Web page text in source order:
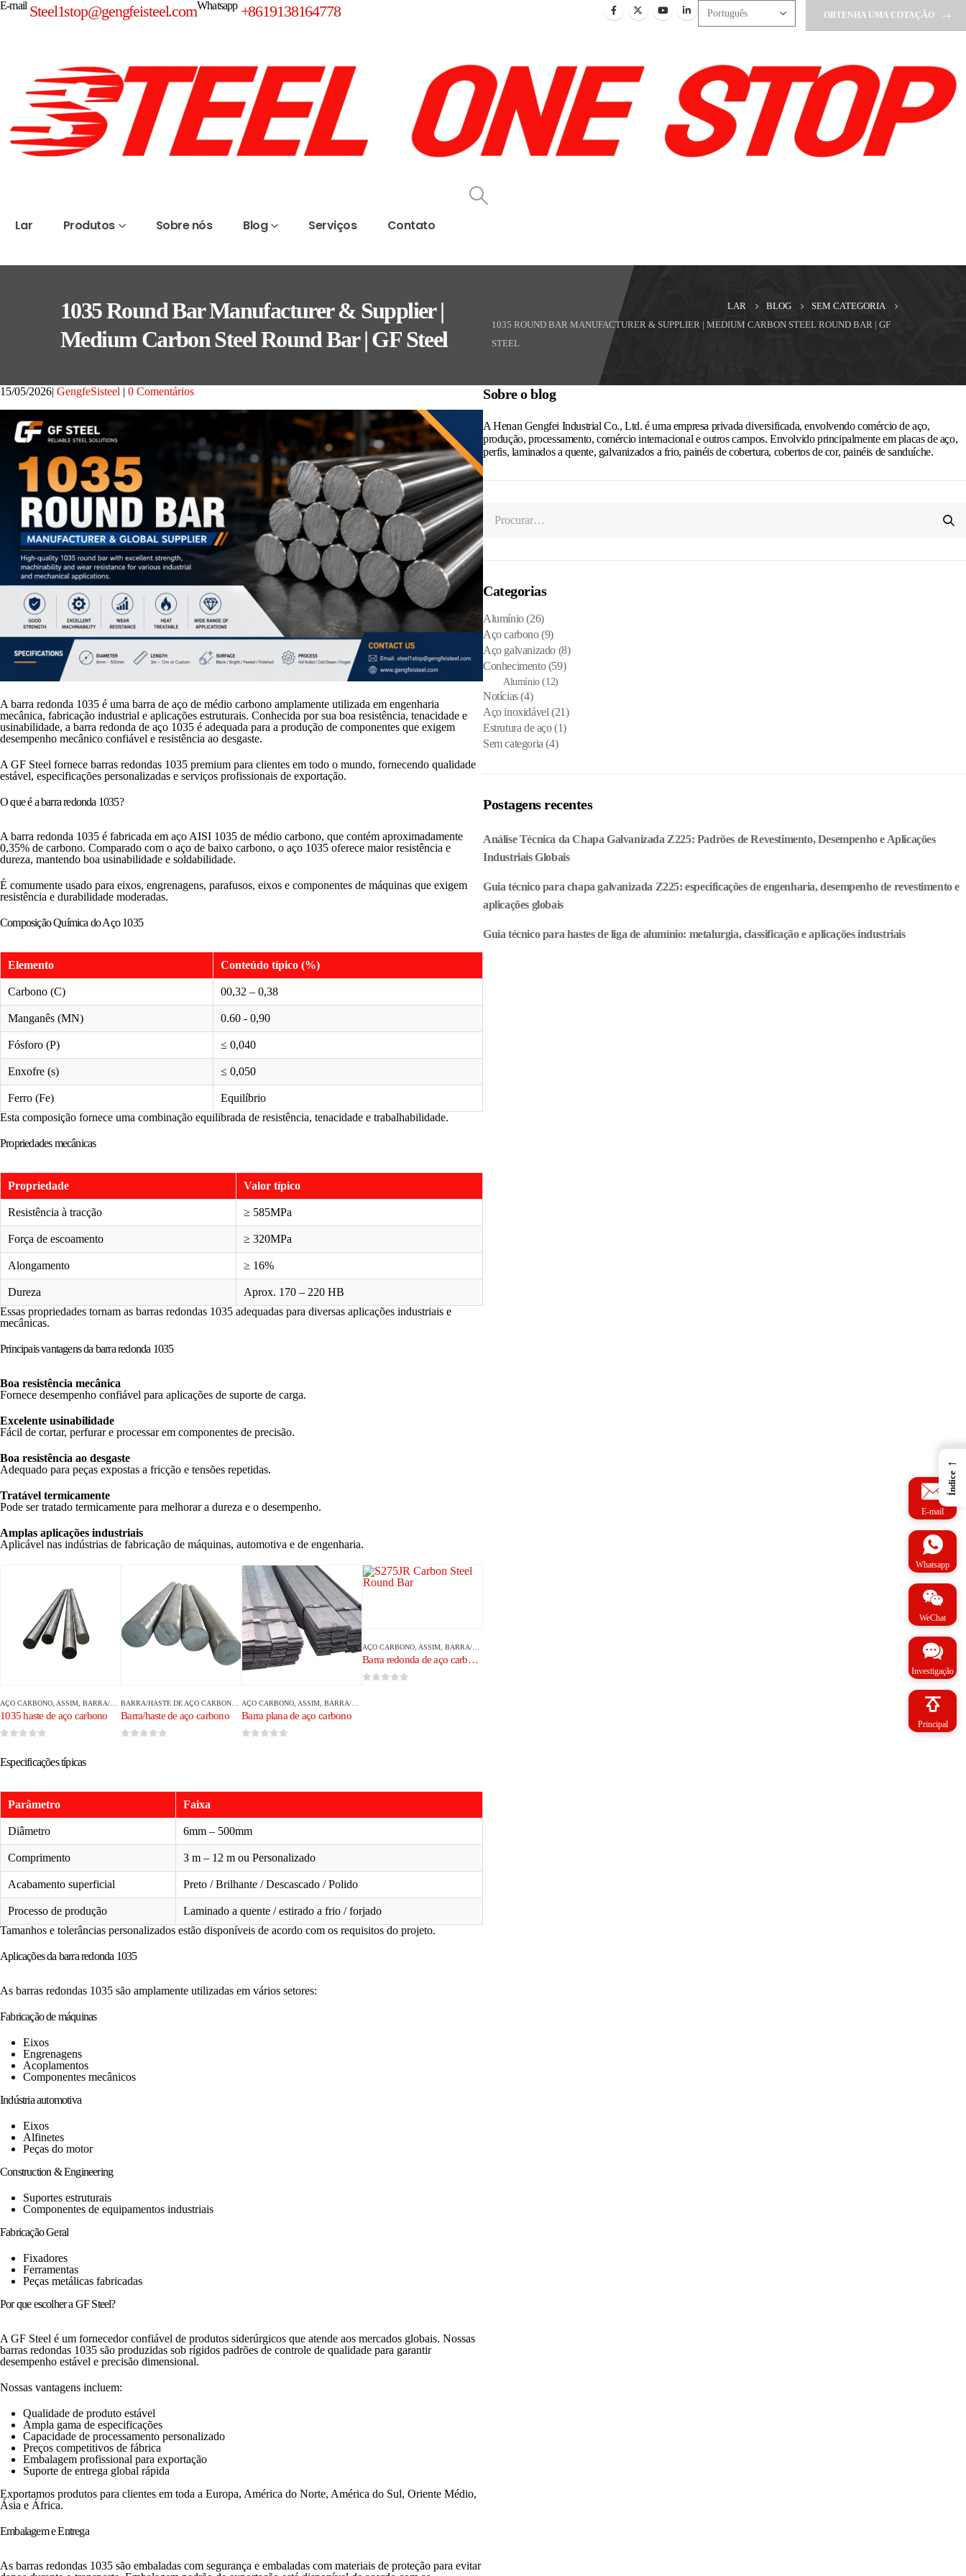
E-mail Steel1stop@gengfeisteel.comWhatsapp +8619138164778 OBTENHA UMA COTAÇÃO
Lar Produtos Sobre nós Blog Serviços Contato
1035 Round Bar Manufacturer & Supplier |
Medium Carbon Steel Round Bar | GF Steel
LAR BLOG
SEM CATEGORIA
1035 ROUND BAR MANUFACTURER & SUPPLIER | MEDIUM CARBON STEEL ROUND BAR | GF
STEEL
15/05/2026 GengfeSisteel 0 Comentários
A barra redonda 1035 é uma barra de aço de médio carbono amplamente utilizada em engenharia
mecânica, fabricação industrial e aplicações estruturais. Conhecida por sua boa resistência, tenacidade e
usinabilidade, a barra redonda de aço 1035 é adequada para a produção de componentes que exigem
desempenho mecânico confiável e resistência ao desgaste.
A GF Steel fornece barras redondas 1035 premium para clientes em todo o mundo, fornecendo qualidade
estável, especificações personalizadas e serviços profissionais de exportação.
O que é a barra redonda 1035?
A barra redonda 1035 é fabricada em aço AISI 1035 de médio carbono, que contém aproximadamente
0,35% de carbono. Comparado com o aço de baixo carbono, o aço 1035 oferece maior resistência e
dureza, mantendo boa usinabilidade e soldabilidade.
É comumente usado para eixos, engrenagens, parafusos, eixos e componentes de máquinas que exigem
resistência e durabilidade moderadas.
Composição Química do Aço 1035
Elemento Conteúdo típico (%)
Carbono (C) 00,32 – 0,38
Manganês (MN) 0.60 - 0,90
Fósforo (P) ≤ 0,040
Enxofre (s) ≤ 0,050
Ferro (Fe)
Equilíbrio
Esta composição fornece uma combinação equilibrada de resistência, tenacidade e trabalhabilidade.
Propriedades mecânicas
Propriedade Valor típico
Resistência à tracção ≥ 585MPa
Força de escoamento ≥ 320MPa
Alongamento ≥ 16%
Dureza
Aprox. 170 – 220 HB
Essas propriedades tornam as barras redondas 1035 adequadas para diversas aplicações industriais e
mecânicas.
Principais vantagens da barra redonda 1035
Boa resistência mecânica
Fornece desempenho confiável para aplicações de suporte de carga.
Excelente usinabilidade
Fácil de cortar, perfurar e processar em componentes de precisão.
Boa resistência ao desgaste
Adequado para peças expostas a fricção e tensões repetidas.
Tratável termicamente
Pode ser tratado termicamente para melhorar a dureza e o desempenho.
Amplas aplicações industriais
Aplicável nas indústrias de fabricação de máquinas, automotiva e de engenharia.
AÇO CARBONO , ASSIM, BARRA/HASTE DE AÇO CARBONO
1035 haste de aço carbono
, ASSIM,AÇO CARBONO
Barra/haste de aço carbono
AÇO CARBONO , ASSIM, BARRA/HASTE DE AÇO CARBONO
Barra plana de aço carbono
AÇO CARBONO , ASSIM, BARRA/HASTE DE AÇO CARBONO
Barra redonda de aço carbono S275JR
Especificações típicas
Parâmetro Faixa
Diâmetro 6mm – 500mm
Comprimento 3 m – 12 m ou Personalizado
Acabamento superficial Preto / Brilhante / Descascado / Polido
Processo de produção
Laminado a quente / estirado a frio / forjado
Tamanhos e tolerâncias personalizados estão disponíveis de acordo com os requisitos do projeto.
Aplicações da barra redonda 1035
As barras redondas 1035 são amplamente utilizadas em vários setores:
Fabricação de máquinas
Eixos
Engrenagens
Acoplamentos
Componentes mecânicos
Indústria automotiva
Eixos
Alfinetes
Peças do motor
Construction & Engineering
Suportes estruturais
Componentes de equipamentos industriais
Fabricação Geral
Fixadores
Ferramentas
Peças metálicas fabricadas
Por que escolher a GF Steel?
A GF Steel é um fornecedor confiável de produtos siderúrgicos que atende aos mercados globais. Nossas
barras redondas 1035 são produzidas sob rígidos padrões de controle de qualidade para garantir
desempenho estável e precisão dimensional.
Nossas vantagens incluem:
Qualidade de produto estável
Ampla gama de especificações
Capacidade de processamento personalizado
Preços competitivos de fábrica
Embalagem profissional para exportação
Suporte de entrega global rápida
Exportamos produtos para clientes em toda a Europa, América do Norte, América do Sul, Oriente Médio,
Ásia e África.
Embalagem e Entrega
As barras redondas 1035 são embaladas com segurança e embaladas com materiais de proteção para evitar
Sobre o blog
A Henan Gengfei Industrial Co., Ltd. é uma empresa privada diversificada, envolvendo comércio de aço,
produção, processamento, comércio internacional e outros campos. Envolvido principalmente em placas de aço,
perfis, laminados a quente, galvanizados a frio, painéis de cobertura, cobertos de cor, painéis de sanduíche.
Categorias
Alumínio(26)
Aço carbono(9)
Aço galvanizado (8)
Conhecimento(59)
Alumínio(12)
Notícias(4)
Aço inoxidável (21)
Estrutura de aço(1)
Sem categoria (4)
Postagens recentes
Análise Técnica da Chapa Galvanizada Z225: Padrões de Revestimento, Desempenho e Aplicações
Industriais Globais
Guia técnico para chapa galvanizada Z225: especificações de engenharia, desempenho de revestimento e
aplicações globais
Guia técnico para hastes de liga de alumínio: metalurgia, classificação e aplicações industriais
E-mail
Whatsapp
WeChat
Investigação
Principal
←
Índice